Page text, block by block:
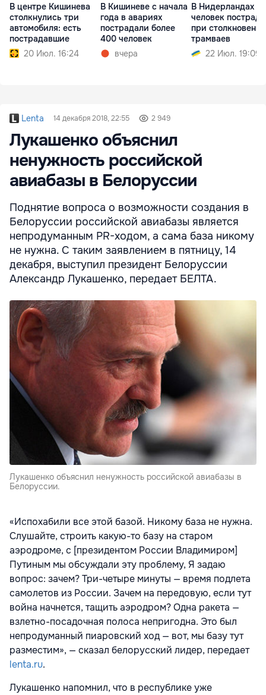
В центре Кишинева
столкнулись три
автомобиля: есть
пострадавшие
20 Июл. 16:24
В Кишиневе с начала
года в авариях
пострадали более
400 человек
вчера
В Нидерландах 15
человек
при столкновении
трамваев
22 Июл. 19:09
Lenta 14 декабря 2018, 22:55 2 949
Лукашенко объяснил
ненужность российской
авиабазы в Белоруссии
Поднятие вопроса о возможности создания в
Белоруссии российской авиабазы является
непродуманным PR-ходом, а сама база никому
не нужна. С таким заявлением в пятницу, 14
декабря, выступил президент Белоруссии
Александр Лукашенко, передает БЕЛТА.
Лукашенко объяснил ненужность российской авиабазы в
Белоруссии.
«Испохабили все этой базой. Никому база не нужна.
Слушайте, строить какую-то базу на старом
аэродроме, с [президентом России Владимиром]
Путиным мы обсуждали эту проблему, Я задаю
вопрос: зачем? Три-четыре минуты — время подлета
самолетов из России. Зачем на передовую, если тут
война начнется, тащить аэродром? Одна ракета —
взлетно-посадочная полоса непригодна. Это был
непродуманный пиаровский ход — вот, мы базу тут
разместим», — сказал белорусский лидер, передает
lenta.ru.
Лукашенко напомнил, что в республике уже